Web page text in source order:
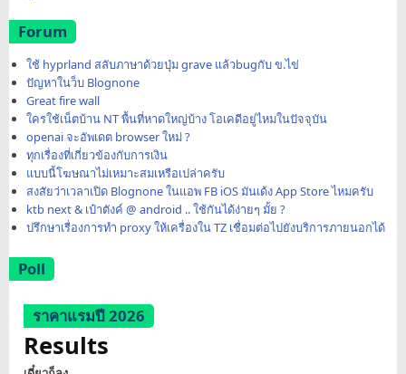
Forum
ใช้ hyprland สลับภาษาด้วยปุ่ม grave แล้วbugกับ ข.ไข่
ปัญหาในว็บ Blognone
Great fire wall
ใครใช้เน็ตบ้าน NT พื้นที่หาดใหญ่บ้าง โอเคดีอยู่ไหมในปัจจุบัน
openai จะอัพเดต browser ใหม่ ?
ทุกเรื่องที่เกี่ยวข้องกับการเงิน
แบบนี้โฆษณาไม่เหมาะสมเหรือเปล่าครับ
สงสัยว่าเวลาเปิด Blognone ในแอพ FB iOS มันเด้ง App Store ไหมครับ
ktb next & เป๋าตังค์ @ android .. ใช้กันได้ง่ายๆ มั้ย ?
ปรึกษาเรื่องการทำ proxy ให้เครื่องใน TZ เชื่อมต่อไปยังบริการภายนอกได้
Poll
ราคาแรมปี 2026
Results